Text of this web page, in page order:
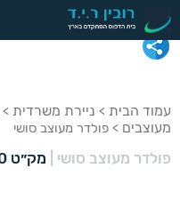
עמוד הבית > ניירת משרדית >
מעוצבים > פולדר מעוצב סושי
פולדר מעוצב סושי מק״ט 50140